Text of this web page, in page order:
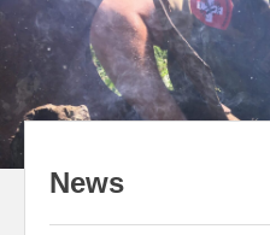
to
content
News